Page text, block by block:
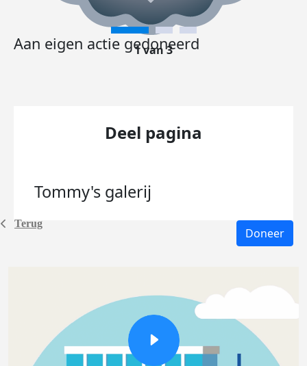
Terug
Aan eigen actie gedoneerd
1 van 3
Deel pagina
Tommy's galerij
Doneer